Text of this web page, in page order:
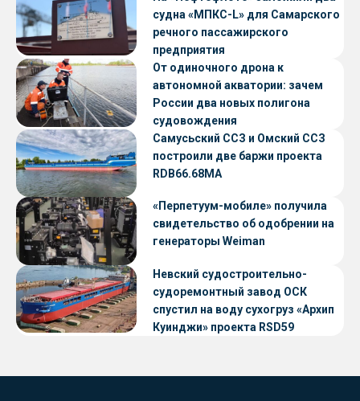
судна «МПКС-L» для Самарского
речного пассажирского
предприятия
От одиночного дрона к
автономной акватории: зачем
России два новых полигона
судовождения
Самусьский ССЗ и Омский ССЗ
построили две баржи проекта
RDB66.68МА
«Перпетуум-мобиле» получила
свидетельство об одобрении на
генераторы Weiman
Невский судостроительно-
судоремонтный завод ОСК
спустил на воду сухогруз «Архип
Куинджи» проекта RSD59